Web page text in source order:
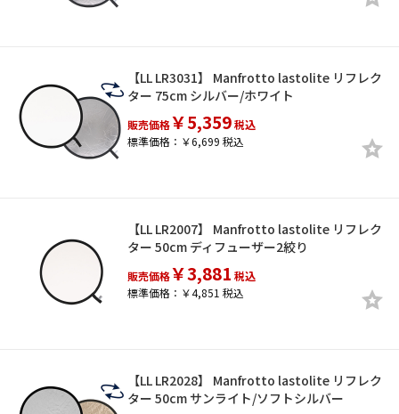
【LL LR3031】 Manfrotto lastolite リフレク
ター 75cm シルバー/ホワイト
販売価格￥5,359税込
標準価格：￥6,699 税込
【LL LR2007】 Manfrotto lastolite リフレク
ター 50cm ディフューザー2絞り
販売価格￥3,881 税込
標準価格：￥4,851 税込
【LL LR2028】 Manfrotto lastolite リフレク
ター 50cm サンライト/ソフトシルバー